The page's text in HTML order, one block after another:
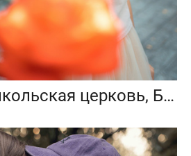
Сашенька, Никольская церковь, Балашиха